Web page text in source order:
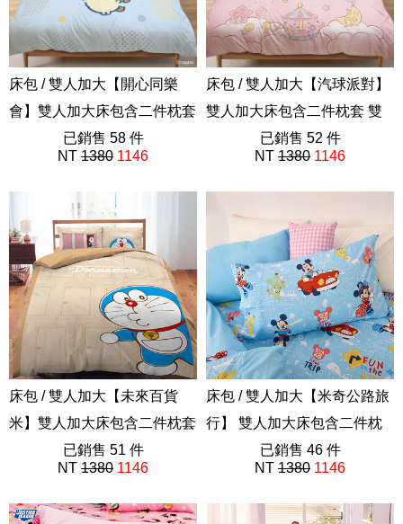
床包 / 雙人加大【開心同樂
會】雙人加大床包含二件枕套
吉伊卡哇 Chiikawa
ABF201
已銷售 58 件
NT 1380 1146
床包 / 雙人加大【汽球派對】
雙人加大床包含二件枕套 雙
子星 Little Twin Stars 三麗鷗
ABF201
已銷售 52 件
NT 1380 1146
床包 / 雙人加大【未來百貨
米】雙人加大床包含二件枕套
哆啦A夢 Doraemon
ABE201
已銷售 51 件
NT 1380 1146
床包 / 雙人加大【米奇公路旅
行】 雙人加大床包含二件枕
套 迪士尼
ABE201
已銷售 46 件
NT 1380 1146